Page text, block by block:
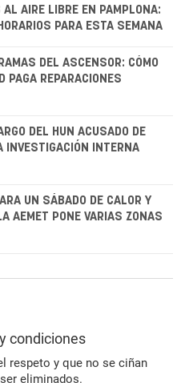
AL AIRE LIBRE EN PAMPLONA:
PARA ESTA SEMANA
DEL ASCENSOR: CÓMO
PAGA REPARACIONES
DEL HUN ACUSADO DE
INVESTIGACIÓN INTERNA
UN SÁBADO DE CALOR Y
AEMET PONE VARIAS ZONAS
condiciones
respeto y que no se ciñan
eliminados.